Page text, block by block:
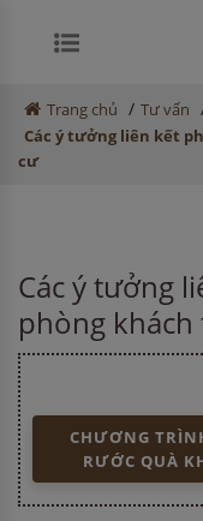
Trang chủ / Tư vấn
Các ý tưởng liên kết
cư
Các ý tưởng
phòng
CHƯƠNG
RƯỚC QUÀ